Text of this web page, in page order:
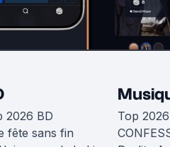
2026 BD
fête sans fin
Top